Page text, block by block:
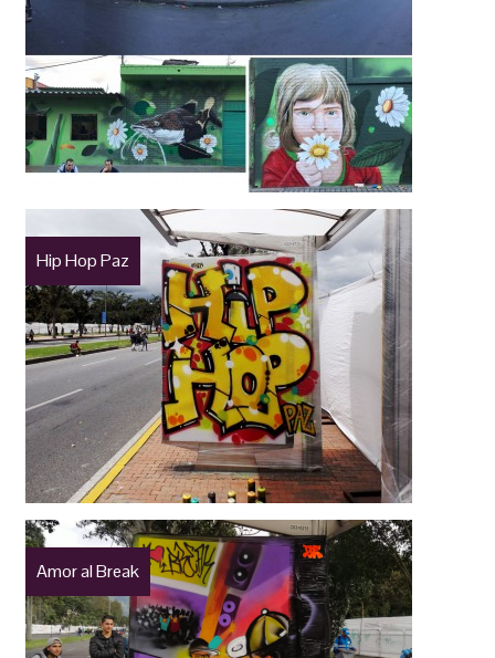
Hip Hop Paz
Amor al Break